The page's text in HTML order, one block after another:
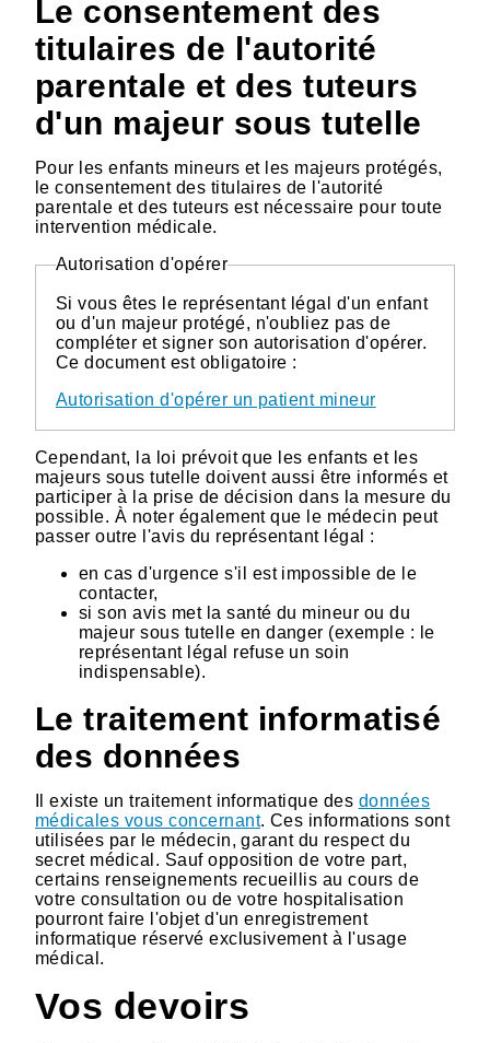
Le consentement des
titulaires de l'autorité
parentale et des tuteurs
d'un majeur sous tutelle
Pour les enfants mineurs et les majeurs protégés,
le consentement des titulaires de l'autorité
parentale et des tuteurs est nécessaire pour toute
intervention médicale.
Autorisation d'opérer
Si vous êtes le représentant légal d'un enfant
ou d'un majeur protégé, n'oubliez pas de
compléter et signer son autorisation d'opérer.
Ce document est obligatoire :
Autorisation d'opérer un patient mineur
Cependant, la loi prévoit que les enfants et les
majeurs sous tutelle doivent aussi être informés et
participer à la prise de décision dans la mesure du
possible. À noter également que le médecin peut
passer outre l'avis du représentant légal :
en cas d'urgence s'il est impossible de le
contacter,
si son avis met la santé du mineur ou du
majeur sous tutelle en danger (exemple : le
représentant légal refuse un soin
indispensable).
Le traitement informatisé
des données
Il existe un traitement informatique des données
médicales vous concernant. Ces informations sont
utilisées par le médecin, garant du respect du
secret médical. Sauf opposition de votre part,
certains renseignements recueillis au cours de
votre consultation ou de votre hospitalisation
pourront faire l'objet d'un enregistrement
informatique réservé exclusivement à l'usage
médical.
Vos devoirs